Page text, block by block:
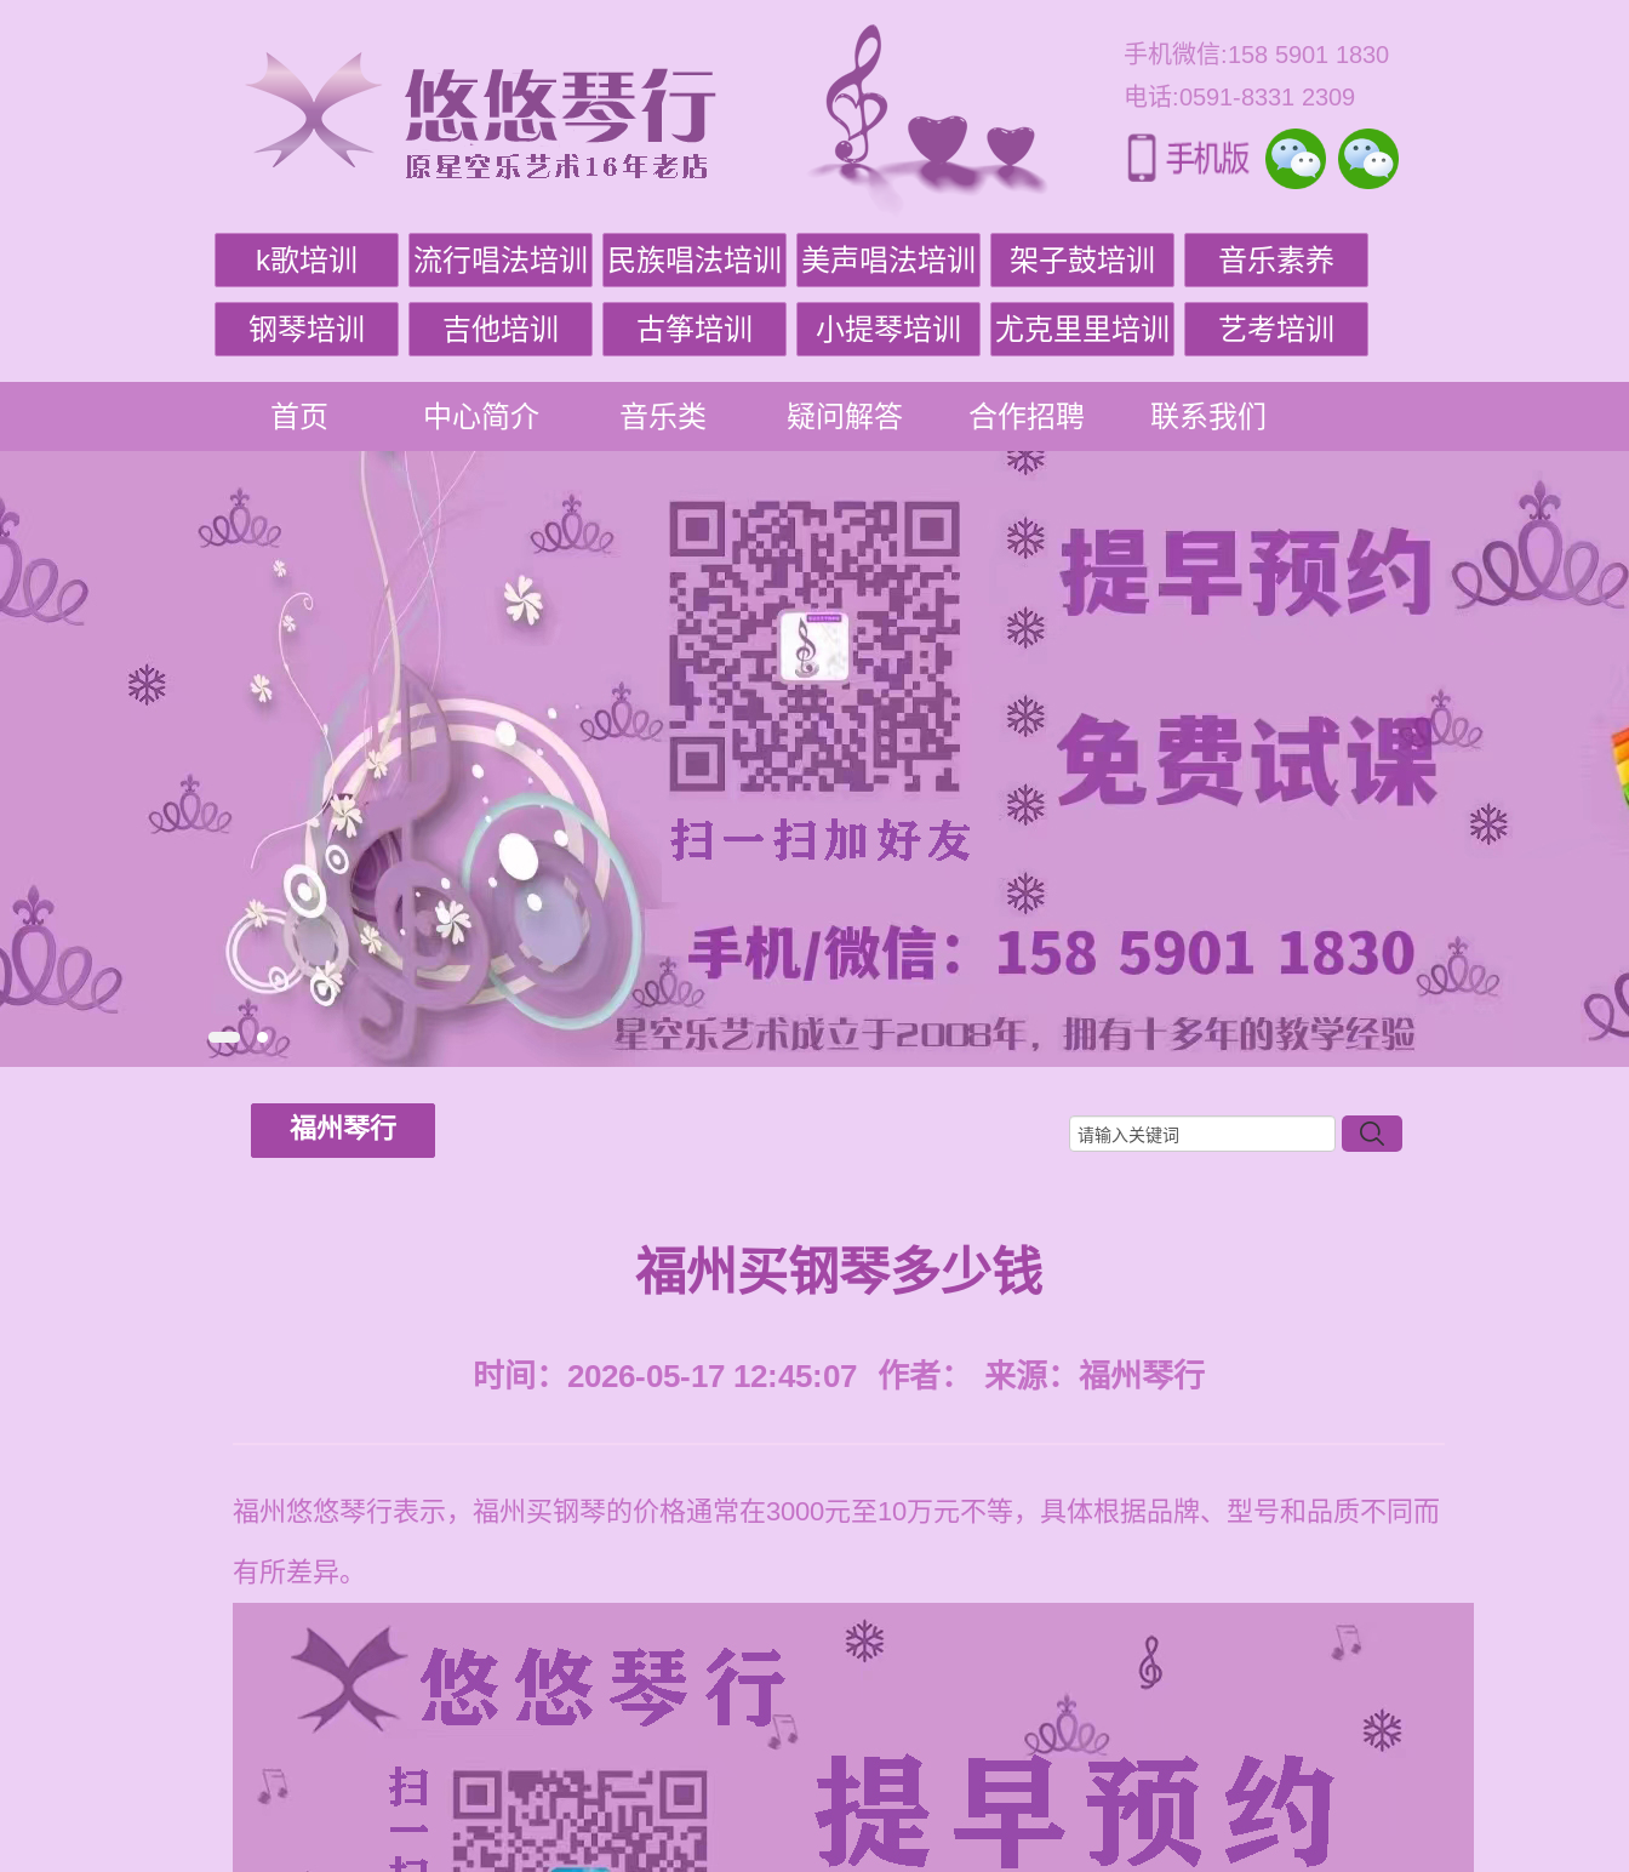
手机微信:158 5901 1830
电话:0591-8331 2309
k歌培训 流行唱法培训 民族唱法培训 美声唱法培训 架子鼓培训 音乐素养
钢琴培训 吉他培训 古筝培训 小提琴培训 尤克里里培训 艺考培训
首页 中心简介 音乐类 疑问解答 合作招聘 联系我们
福州琴行
福州买钢琴多少钱
时间：2026-05-17 12:45:07 作者： 来源： 福州琴行
福州悠悠琴行表示，福州买钢琴的价格通常在3000元至10万元不等，具体根据品牌、型号和品质不同而
有所差异。